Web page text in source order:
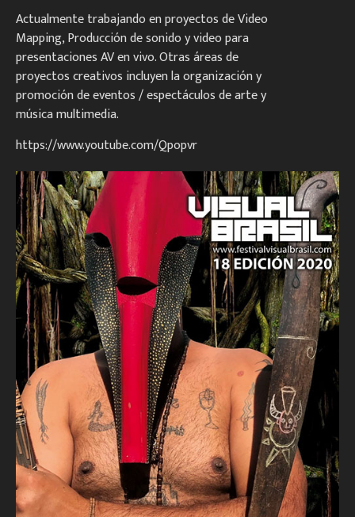
Actualmente trabajando en proyectos de Video
Mapping, Producción de sonido y video para
presentaciones AV en vivo. Otras áreas de
proyectos creativos incluyen la organización y
promoción de eventos / espectáculos de arte y
música multimedia.
https://www.youtube.com/Qpopvr